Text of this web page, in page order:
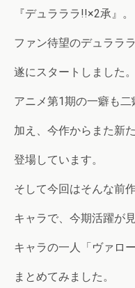
『デュラララ!!×2承』。
ファン待望のデュララ
遂にスタートしました。
アニメ第1期の一癖も
加え、今作からまた新
登場しています。
そして今回はそんな前
キャラで、今期活躍が
キャラの一人「ヴァロ
まとめてみました。